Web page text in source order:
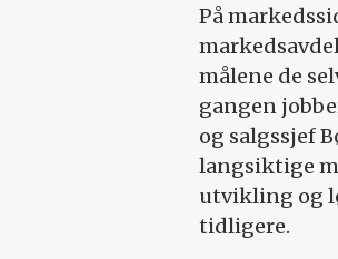
På
målene de
gangen
og salgssjef
langsiktige
utvikling og
tidligere.